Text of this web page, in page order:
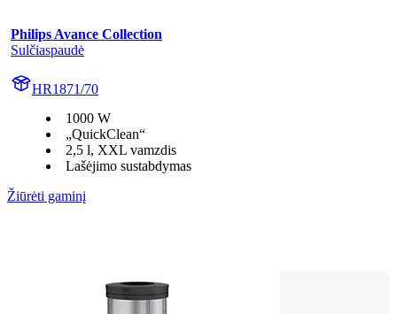
Philips Avance Collection
Sulčiaspaudė
HR1871/70
1000 W
„QuickClean“
2,5 l, XXL vamzdis
Lašėjimo sustabdymas
Žiūrėti gaminį